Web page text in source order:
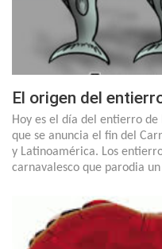
El origen del
Hoy es el día del entierro
que se anuncia el fin del
y Latinoamérica. Los
carnavalesco que parodia